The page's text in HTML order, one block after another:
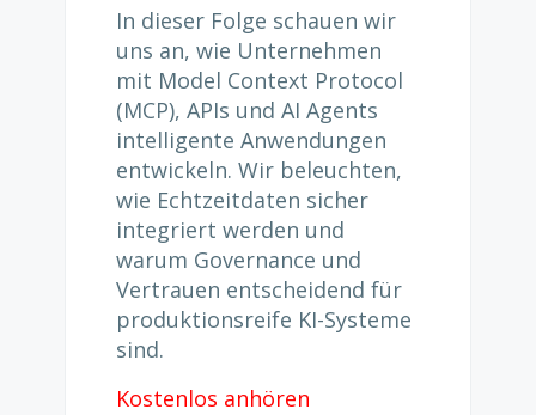
In dieser Folge schauen wir
uns an, wie Unternehmen
mit Model Context Protocol
(MCP), APIs und AI Agents
intelligente Anwendungen
entwickeln. Wir beleuchten,
wie Echtzeitdaten sicher
integriert werden und
warum Governance und
Vertrauen entscheidend für
produktionsreife KI-Systeme
sind.
Kostenlos anhören